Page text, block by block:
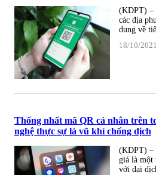
(KDPT) –
các địa
dung về
18/10/2021
Thống nhất mã QR cá nhân trên
nghệ thực sự là vũ khí chống dịch
(KDPT) –
giá là một
với đại